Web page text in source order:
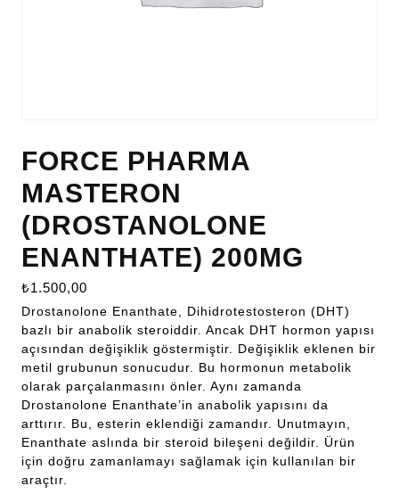
FORCE PHARMA
MASTERON
(DROSTANOLONE
ENANTHATE) 200MG
₺1.500,00
Drostanolone Enanthate, Dihidrotestosteron (DHT)
bazlı bir anabolik steroiddir. Ancak DHT hormon yapısı
açısından değişiklik göstermiştir. Değişiklik eklenen bir
metil grubunun sonucudur. Bu hormonun metabolik
olarak parçalanmasını önler. Aynı zamanda
Drostanolone Enanthate’in anabolik yapısını da
arttırır. Bu, esterin eklendiği zamandır. Unutmayın,
Enanthate aslında bir steroid bileşeni değildir. Ürün
için doğru zamanlamayı sağlamak için kullanılan bir
araçtır.